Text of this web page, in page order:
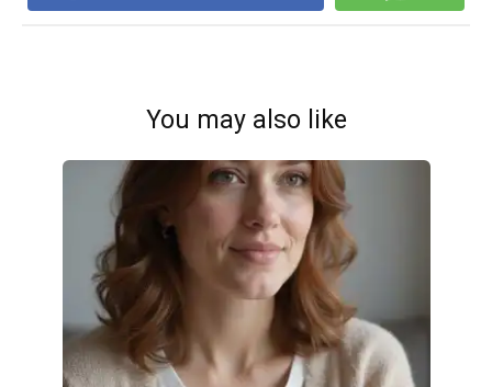
You may also like